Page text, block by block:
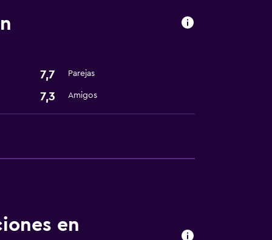
7,7 Parejas
7,3 Amigos
en